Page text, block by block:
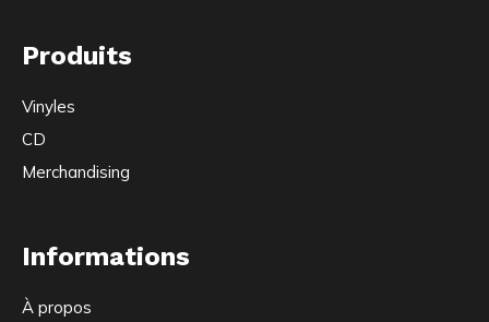
Produits
Vinyles
CD
Merchandising
Informations
À propos